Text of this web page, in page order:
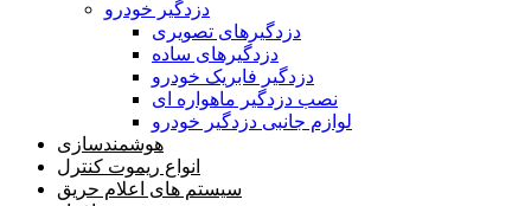
دزدگیر خودرو
دزدگیرهای تصویری
دزدگیرهای ساده
دزدگیر فابریک خودرو
نصب دزدگیر ماهواره ای
لوازم جانبی دزدگیر خودرو
هوشمندسازی
انواع ریموت کنترل
سیستم های اعلام حریق